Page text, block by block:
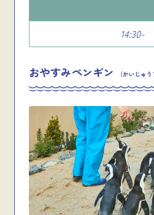
14:30-
おやすみペンギン （かいじゅ